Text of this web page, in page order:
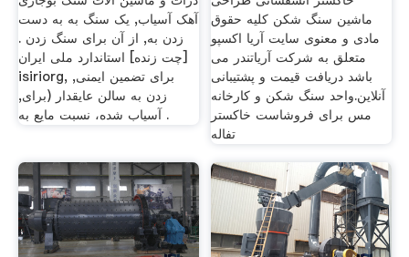
آهک آسیاب, یک سنگ به به دست
زدن به, از آن برای سنگ زدن .
[چت زنده] استاندارد ملی ایران
isiriorg, برای تضمین ایمنی,
زدن به سالن عايقدار (برای,
آسیاب شده، نسبت مایع به .
ماشین سنگ شکن کلیه حقوق
مادی و معنوی سایت آریا اکسپو
متعلق به شرکت آریاتندر می
باشد دریافت قیمت و پشتیبانی
آنلاین.واحد سنگ شکن و کارخانه
مس برای فروشاست خاکستر
تفاله